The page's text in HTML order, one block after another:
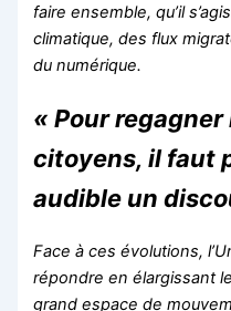
faire ensemble, qu’il
climatique, des flux
du numérique.
« Pour
citoyens, il faut
audible un
Face à ces évolutions,
répondre en élargissant
grand espace de